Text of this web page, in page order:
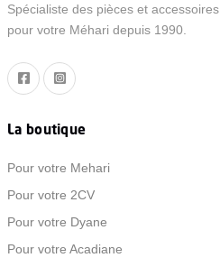
Spécialiste des pièces et accessoires
pour votre Méhari depuis 1990.
La boutique
Pour votre Mehari
Pour votre 2CV
Pour votre Dyane
Pour votre Acadiane